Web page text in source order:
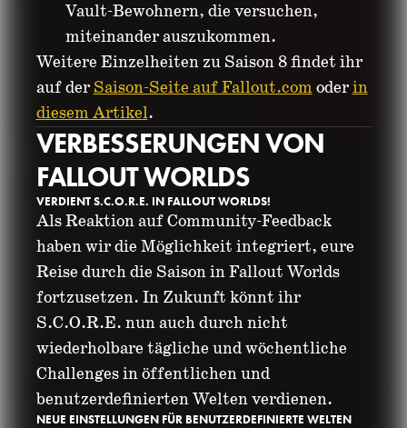
Vault-Bewohnern, die versuchen,
miteinander auszukommen.
Weitere Einzelheiten zu Saison 8 findet ihr
auf derSaison-Seite auf Fallout.comoderin
diesem Artikel.
VERBESSERUNGEN VON
FALLOUT WORLDS
VERDIENT S.C.O.R.E. IN FALLOUT WORLDS!
Als Reaktion auf Community-Feedback
haben wir die Möglichkeit integriert, eure
Reise durch die Saison in Fallout Worlds
fortzusetzen. In Zukunft könnt ihr
S.C.O.R.E. nun auch durch nicht
wiederholbare tägliche und wöchentliche
Challenges in öffentlichen und
benutzerdefinierten Welten verdienen.
NEUE EINSTELLUNGEN FÜR BENUTZERDEFINIERTE WELTEN